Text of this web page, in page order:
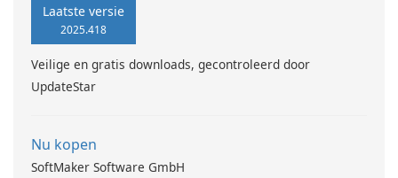
Laatste versie
2025.418
Veilige en gratis downloads, gecontroleerd door
UpdateStar
Nu kopen
SoftMaker Software GmbH